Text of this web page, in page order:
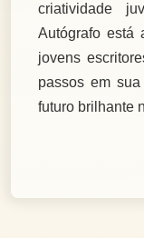
criatividade
Autógrafo está
jovens
passos em
futuro brilhante